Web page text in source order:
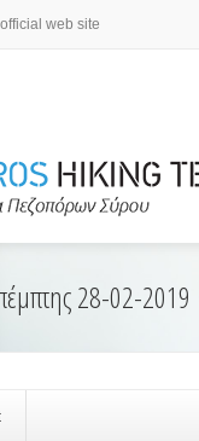
web site
28-02-2019